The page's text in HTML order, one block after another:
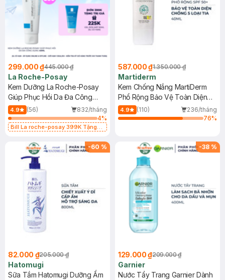
299.000 ₫445.000 ₫
La Roche-Posay
Kem Dưỡng La Roche-Posay
Giúp Phục Hồi Da Đa Công
Dụng 40ml
4.9 (56)
832/tháng
4%
Bill La roche-posay 399K Tặng
(SL có hạn)
587.000 ₫1.350.000 ₫
Martiderm
Kem Chống Nắng MartiDerm
Phổ Rộng Bảo Vệ Toàn Diện
40ml
4.9 (110)
236/tháng
76%
-60 %
82.000 ₫205.000 ₫
Hatomugi
Sữa Tắm Hatomugi Dưỡng Ẩm
-38 %
129.000 ₫209.000 ₫
Garnier
Nước Tẩy Trang Garnier Dành